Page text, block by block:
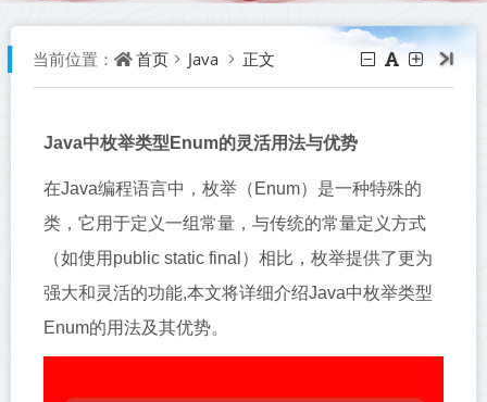
当前位置： 首页 Java 正文
Java中枚举类型Enum的灵活用法与优势
在Java编程语言中，枚举（Enum）是一种特殊的
类，它用于定义一组常量，与传统的常量定义方式
（如使用public static final）相比，枚举提供了更为
强大和灵活的功能,本文将详细介绍Java中枚举类型
Enum的用法及其优势。